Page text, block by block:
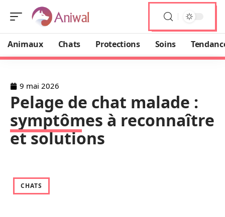
Animaux Chats Protections Soins
9 mai 2026
Pelage de chat malade :
symptômes à reconnaître
et solutions
CHATS